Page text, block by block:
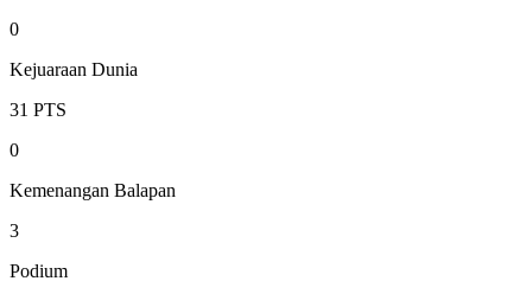
0
Kejuaraan Dunia
31 PTS
0
Kemenangan Balapan
3
Podium